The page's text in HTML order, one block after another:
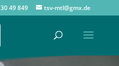
49 849 tsv-mtl@gmx.de